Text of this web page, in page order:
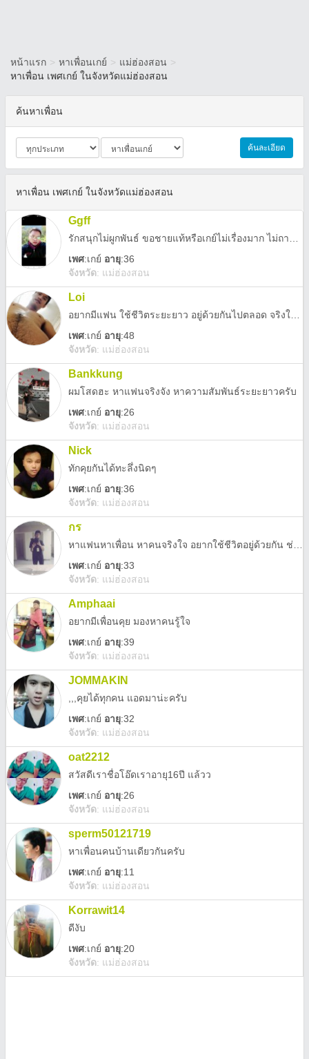
หน้าแรก > หาเพื่อนเกย์ > แม่ฮ่องสอน >
หาเพื่อน เพศเกย์ ในจังหวัดแม่ฮ่องสอน
ค้นหาเพื่อน
ค้นละเอียด
หาเพื่อน เพศเกย์ ในจังหวัดแม่ฮ่องสอน
Ggff
เพศ:เกย์ อายุ:36
จังหวัด: แม่ฮ่องสอน
Loi
เพศ:เกย์ อายุ:48
จังหวัด: แม่ฮ่องสอน
Bankkung
ผมโสดฮะ หาแฟนจริงจัง หาความสัมพันธ์ระยะยาวครับ
เพศ:เกย์ อายุ:26
จังหวัด: แม่ฮ่องสอน
Nick
ทักคุยกันได้ทะลึ่งนิดๆ
เพศ:เกย์ อายุ:36
จังหวัด: แม่ฮ่องสอน
กร
เพศ:เกย์ อายุ:33
จังหวัด: แม่ฮ่องสอน
Amphaai
อยากมีเพื่อนคุย มองหาคนรู้ใจ
เพศ:เกย์ อายุ:39
จังหวัด: แม่ฮ่องสอน
JOMMAKIN
,,,คุยได้ทุกคน แอดมาน่ะครับ
เพศ:เกย์ อายุ:32
จังหวัด: แม่ฮ่องสอน
oat2212
สวัสดีเราชื่อโอ๊ดเราอายุ16ปี แล้วว
เพศ:เกย์ อายุ:26
จังหวัด: แม่ฮ่องสอน
sperm50121719
หาเพื่อนคนบ้านเดียวกันครับ
เพศ:เกย์ อายุ:11
จังหวัด: แม่ฮ่องสอน
Korrawit14
ดีงับ
เพศ:เกย์ อายุ:20
จังหวัด: แม่ฮ่องสอน